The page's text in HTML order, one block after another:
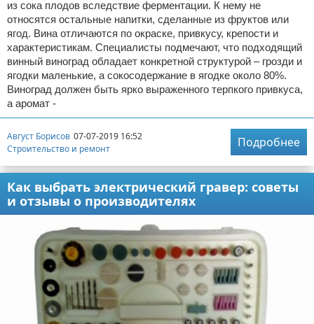
из сока плодов вследствие ферментации. К нему не
относятся остальные напитки, сделанные из фруктов или
ягод. Вина отличаются по окраске, привкусу, крепости и
характеристикам. Специалисты подмечают, что подходящий
винный виноград обладает конкретной структурой – грозди и
ягодки маленькие, а сокосодержание в ягодке около 80%.
Виноград должен быть ярко выраженного терпкого привкуса,
а аромат -
Август Борисов 07-07-2019 16:52
Строительство и ремонт
Подробнее
Как выбрать электрический гравер: советы
и отзывы о производителях